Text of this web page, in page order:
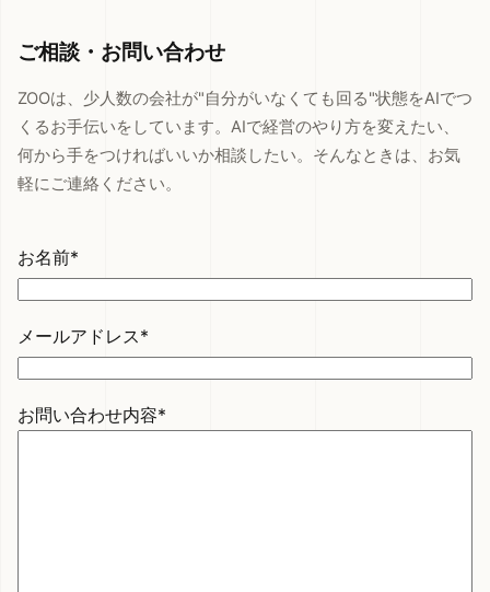
ご相談・お問い合わせ
ZOOは、少人数の会社が"自分がいなくても回る"状態をAIでつ
くるお手伝いをしています。AIで経営のやり方を変えたい、
何から手をつければいいか相談したい。そんなときは、お気
軽にご連絡ください。
お名前*
メールアドレス*
お問い合わせ内容*